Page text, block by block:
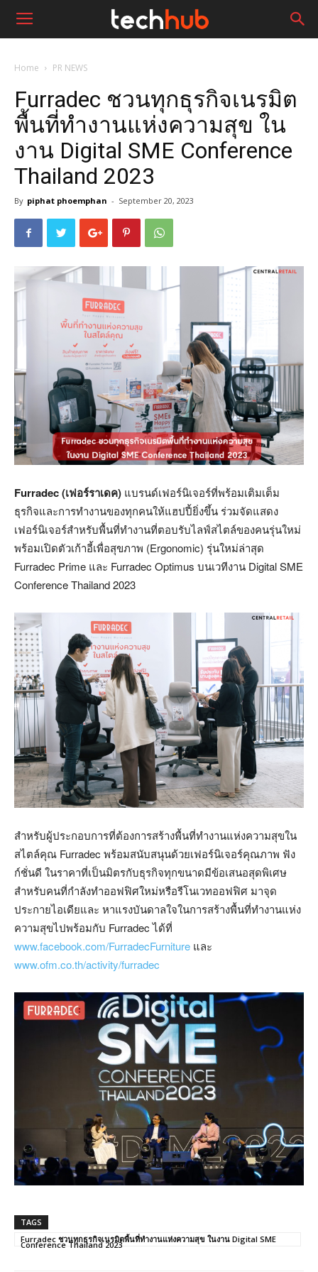
Home PR NEWS
Furradec ชวนทุกธุรกิจเนรมิต
พื้นที่ทำงานแห่งความสุข ใน
งาน Digital SME Conference
Thailand 2023
By piphat phoemphan - September 20, 2023
Furradec (เฟอร์ราเดค) แบรนด์เฟอร์นิเจอร์ที่พร้อมเติมเต็ม
ธุรกิจและการทำงานของทุกคนให้แฮปปี้ยิ่งขึ้น ร่วมจัดแสดง
เฟอร์นิเจอร์สำหรับพื้นที่ทำงานที่ตอบรับไลฟ์สไตล์ของคนรุ่นใหม่
พร้อมเปิดตัวเก้าอี้เพื่อสุขภาพ (Ergonomic) รุ่นใหม่ล่าสุด
Furradec Prime และ Furradec Optimus บนเวทีงาน Digital SME
Conference Thailand 2023
สำหรับผู้ประกอบการที่ต้องการสร้างพื้นที่ทำงานแห่งความสุขใน
สไตล์คุณ Furradec พร้อมสนับสนุนด้วยเฟอร์นิเจอร์คุณภาพ ฟัง
ก์ชั่นดี ในราคาที่เป็นมิตรกับธุรกิจทุกขนาดมีข้อเสนอสุดพิเศษ
สำหรับคนที่กำลังทำออฟฟิศใหม่หรือรีโนเวทออฟฟิศ มาจุด
ประกายไอเดียและ หาแรงบันดาลใจในการสร้างพื้นที่ทำงานแห่ง
ความสุขไปพร้อมกับ Furradec ได้ที่
www.facebook.com/FurradecFurniture และ
www.ofm.co.th/activity/furradec
TAGS
Furradec ชวนทุกธุรกิจเนรมิตพื้นที่ทำงานแห่งความสุข ในงาน Digital SME
Conference Thailand 2023